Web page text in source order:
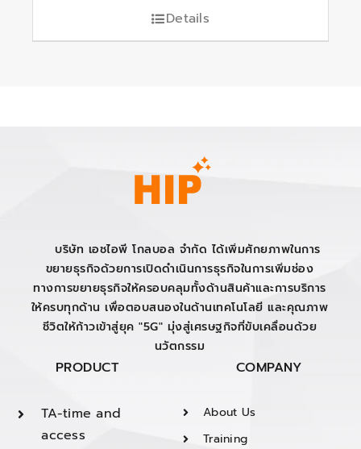
Details
บริษัท เอชไอพี โกลบอล จำกัด ได้เพิ่มศักยภาพในการ
ขยายธุรกิจด้วยการเปิดดำเนินการธุรกิจในการเพิ่มช่อง
ทางการขยายธุรกิจให้ครอบคลุมทั้งด้านสินค้าและการบริการ
ให้ครบทุกด้าน เพื่อตอบสนองในด้านเทคโนโลยี และคุณภาพ
ชีวิตให้ก้าวเข้าสู่ยุค "5G" มุ่งสู่เศรษฐกิจที่ขับเคลื่อนด้วย
นวัตกรรม
PRODUCT
TA-time and
access
COMPANY
About Us
Training